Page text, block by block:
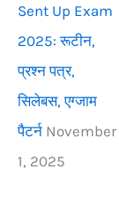
Sent Up Exam
2025: रूटीन,
प्रश्न पत्र,
सिलेबस, एग्जाम
पैटर्न November
1, 2025